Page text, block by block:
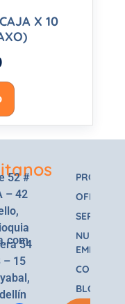
X 10
52 #
– 42
54
– 15
OFERTAS
SERVICIOS
NUESTRA
EMPRESA
BLOG